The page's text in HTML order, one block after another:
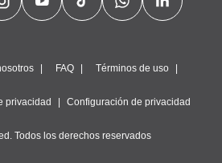
FAQ Términos de uso
privacidad Configuración de privacidad
Todos los derechos reservados